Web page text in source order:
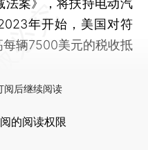
法案》，将扶持电动汽
年开始，美国对符
辆7500美元的税收抵
阅后继续阅读
的阅读权限